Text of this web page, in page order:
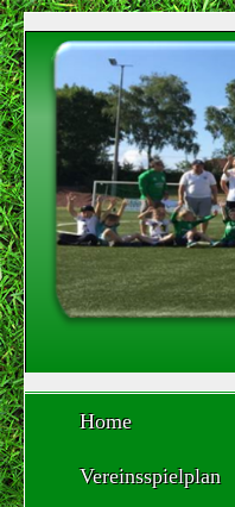
Home
Vereinsspielplan